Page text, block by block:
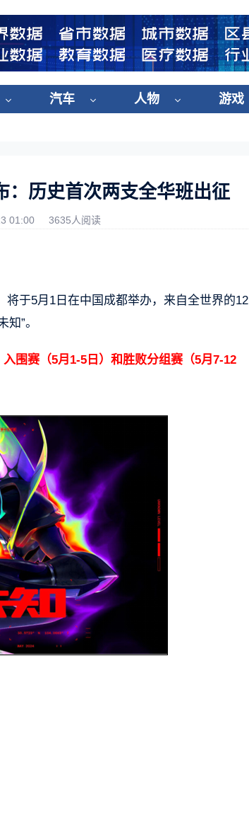
汽车 人物 游戏
：历史首次两支全华班出征
01:00 3635人阅读
将于5月1日在中国成都举办，来自全世界的12
”。
入围赛（5月1-5日）和胜败分组赛（5月7-12